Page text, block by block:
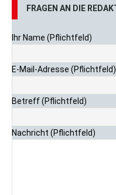
FRAGEN AN DIE
Ihr Name (Pflichtfeld)
E-Mail-Adresse (Pflichtfeld)
Betreff (Pflichtfeld)
Nachricht (Pflichtfeld)